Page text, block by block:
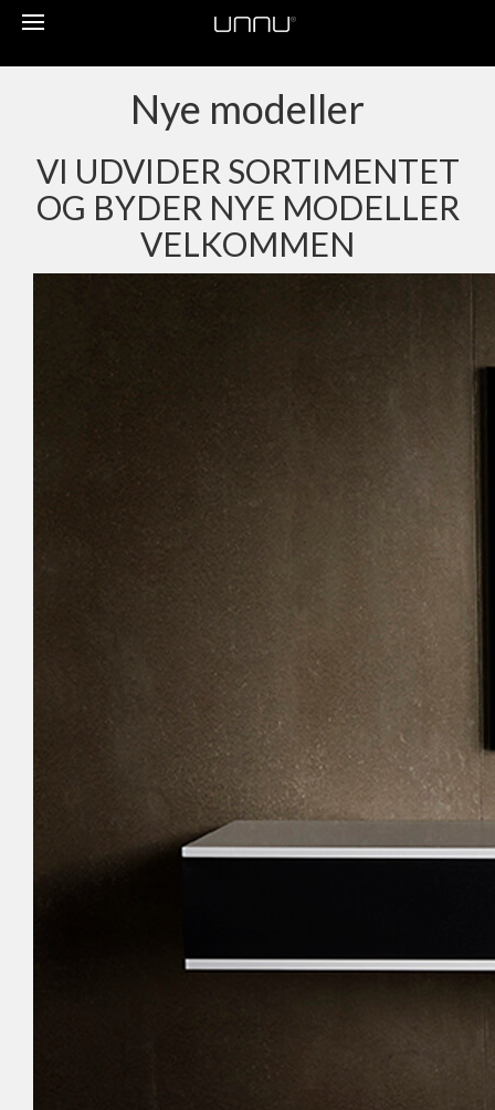
Toggle
navigation
Nye modeller
VI UDVIDER SORTIMENTET
OG BYDER NYE MODELLER
VELKOMMEN